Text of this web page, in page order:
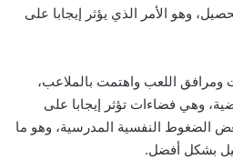
وهو الأمر الذي يؤثر إيجابا على
اللعب واهتمت بالملاعب،
وهي فضاءات تؤثر إيجابا على
الضغوط النفسية المدرسية، وهو ما
بشكل أفضل.